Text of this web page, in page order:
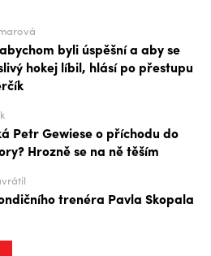
byli úspěšní a aby se
hokej líbil, hlásí po přestupu
Petr Gewiese o příchodu do
Hrozně se na ně těším
trenéra Pavla Skopala